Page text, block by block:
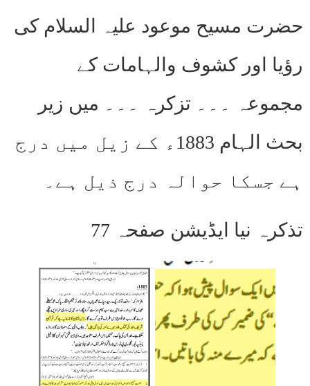
حضرت مسیح موعود علیہ السلام کی
رؤیا اور کشوف والہامات کے
مجموعہ ۔۔۔ تزکرہ ۔۔۔ میں زیر
بحث الہام 1883ء کے زیل میں درج
ہے جسکا حوالہ درج ذیل ہے۔
تذکرہ نیا ایڈیشن صفحہ 77